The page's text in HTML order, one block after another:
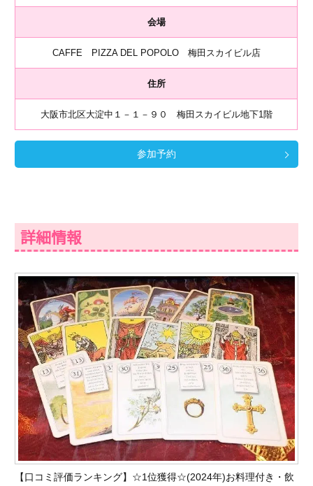
会場
CAFFE PIZZA DEL POPOLO 梅田スカイビル店
住所
大阪市北区大淀中１－１－９０ 梅田スカイビル地下1階
参加予約
詳細情報
【口コミ評価ランキング】☆1位獲得☆(2024年)お料理付き・飲